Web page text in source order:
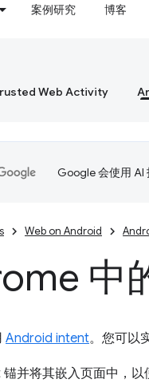
案例研究 博客
Web Activity
Google 会使用 AI
Web on Android
中
Android intent。您可以
并将其嵌入页面中，